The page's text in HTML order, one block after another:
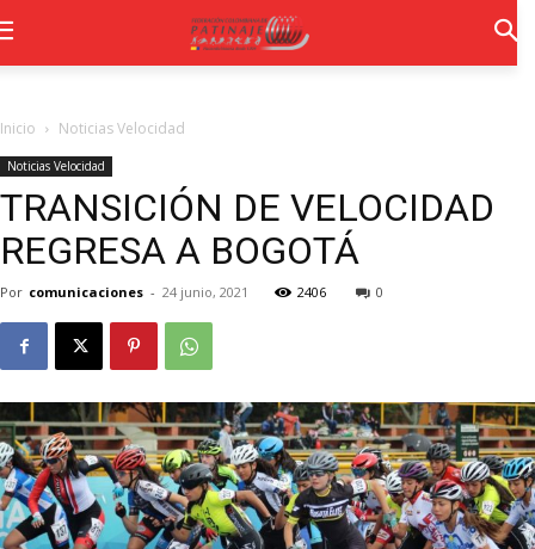
Inicio Noticias Velocidad
Noticias Velocidad
TRANSICIÓN DE VELOCIDAD
REGRESA A BOGOTÁ
Por comunicaciones - 24 junio, 2021 2406 0